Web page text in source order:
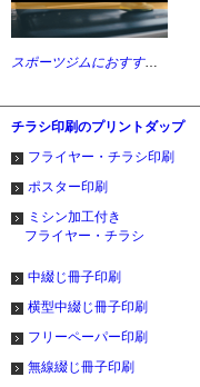
スポーツジムにおすすめの集客方法と効果を高めるポイント
チラシ印刷のプリントダップ
フライヤー・チラシ印刷
ポスター印刷
ミシン加工付き
フライヤー・チラシ
中綴じ冊子印刷
横型中綴じ冊子印刷
フリーペーパー印刷
無線綴じ冊子印刷